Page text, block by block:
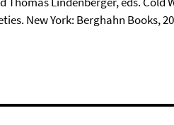
New York: Berghahn Books,